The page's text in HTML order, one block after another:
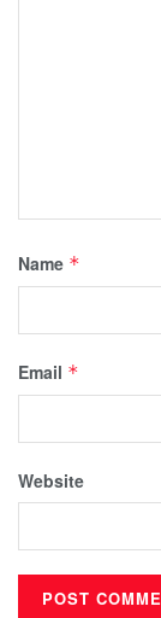
Name *
Email *
Website